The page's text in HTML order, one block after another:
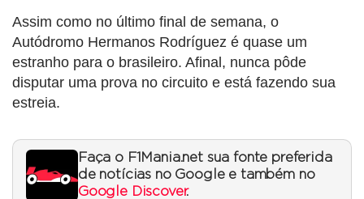
Assim como no último final de semana, o
Autódromo Hermanos Rodríguez é quase um
estranho para o brasileiro. Afinal, nunca pôde
disputar uma prova no circuito e está fazendo sua
estreia.
Faça o F1Mania.net sua fonte preferida
de notícias no Google e também no
Google Discover.